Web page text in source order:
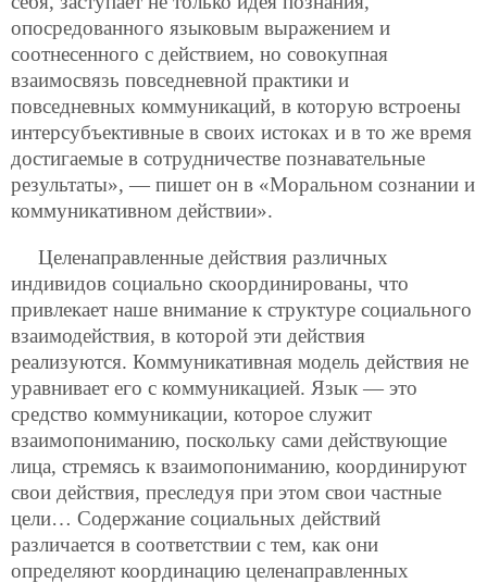
опосредованного языковым выражением и
соотнесенного с действием, но совокупная
взаимосвязь повседневной практики и
повседневных коммуникаций, в которую встроены
интерсубъективные в своих истоках и в то же время
достигаемые в сотрудничестве познавательные
результаты», — пишет он в «Моральном сознании и
коммуникативном действии».
Целенаправленные действия различных
индивидов социально скоординированы, что
привлекает наше внимание к структуре социального
взаимодействия, в которой эти действия
реализуются. Коммуникативная модель действия не
уравнивает его с коммуникацией. Язык — это
средство коммуникации, которое служит
взаимопониманию, поскольку сами действующие
лица, стремясь к взаимопониманию, координируют
свои действия, преследуя при этом свои частные
цели… Содержание социальных действий
различается в соответствии с тем, как они
определяют координацию целенаправленных